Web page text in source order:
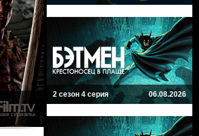
2 сезон 4 серия 06.08.2026